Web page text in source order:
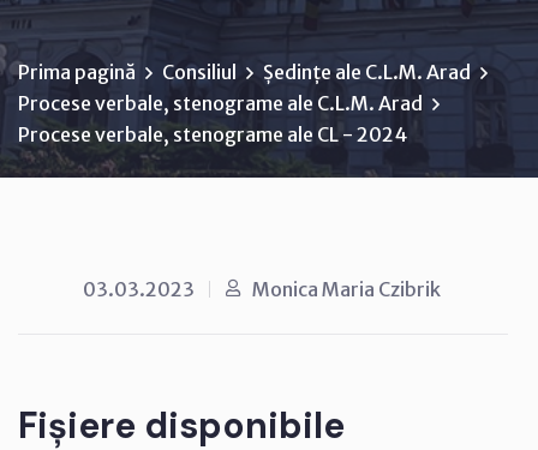
Prima pagină Consiliul
Ședințe ale C.L.M. Arad
Procese verbale, stenograme ale C.L.M. Arad
Procese verbale, stenograme ale CL - 2024
03.03.2023 Monica Maria Czibrik
Fișiere disponibile